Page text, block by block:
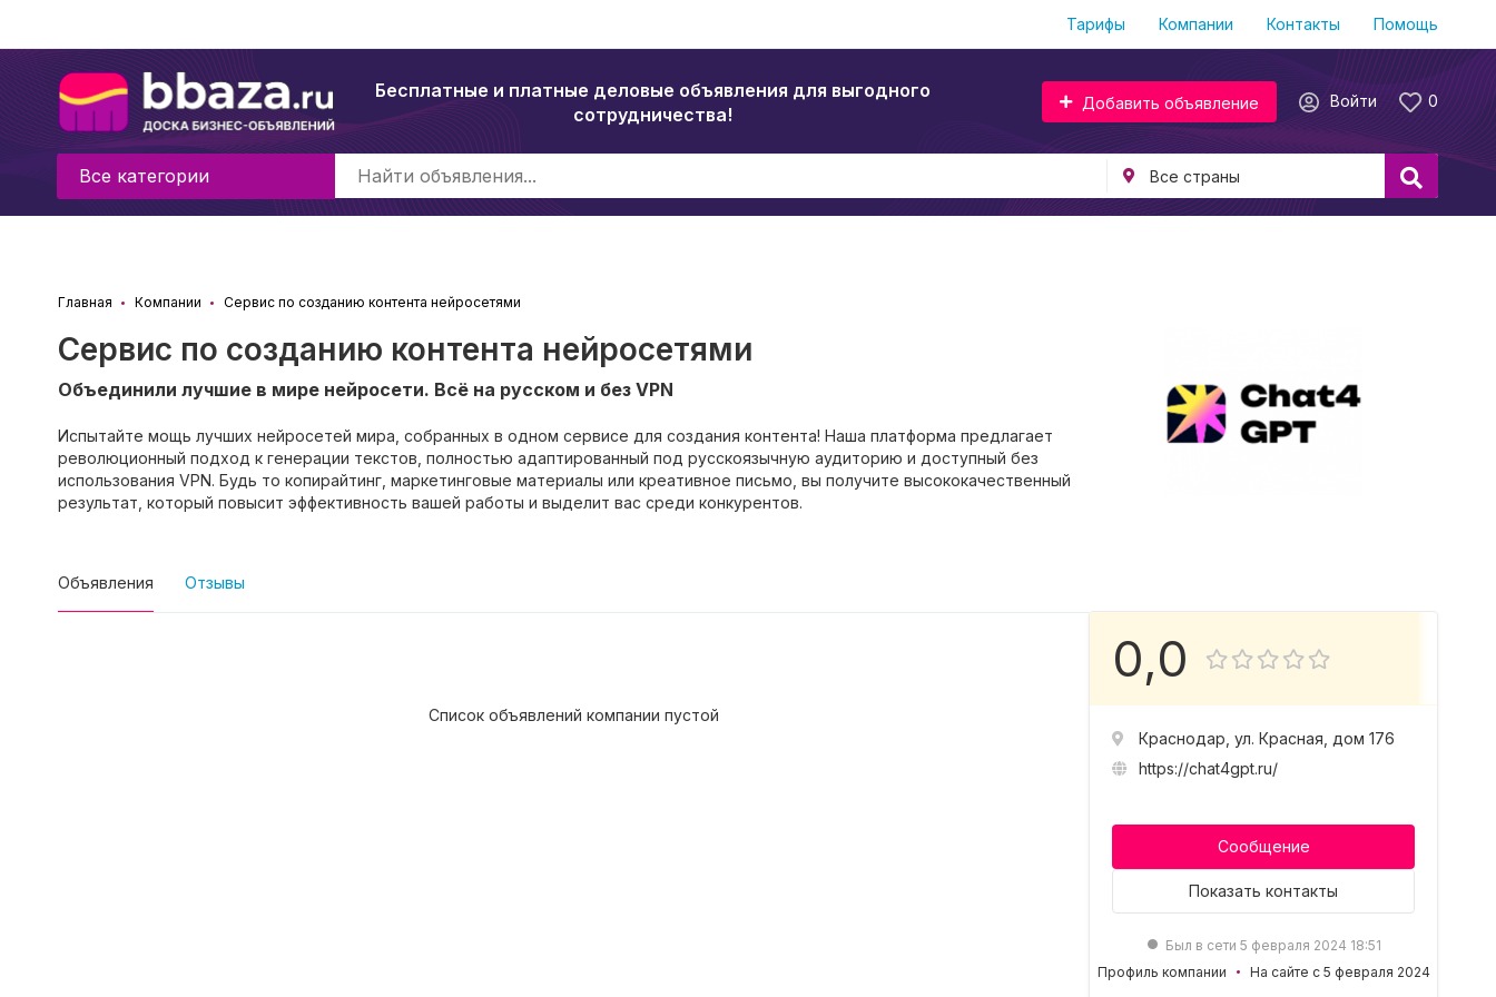
Тарифы Компании Контакты Помощь
Бесплатные и платные деловые объявления для выгодного
сотрудничества!
0
Войти
Добавить объявление
Все категории
Главная Компании Сервис по созданию контента нейросетями
Сервис по созданию контента нейросетями
Объединили лучшие в мире нейросети. Всё на русском и без VPN
Испытайте мощь лучших нейросетей мира, собранных в одном сервисе для создания контента! Наша платформа предлагает
революционный подход к генерации текстов, полностью адаптированный под русскоязычную аудиторию и доступный без
использования VPN. Будь то копирайтинг, маркетинговые материалы или креативное письмо, вы получите высококачественный
результат, который повысит эффективность вашей работы и выделит вас среди конкурентов.
Объявления Отзывы
Список объявлений компании пустой
0,0
Краснодар, ул. Красная, дом 176
https://chat4gpt.ru/
Сообщение
Показать контакты
Был в сети 5 февраля 2024 18:51
Профиль компании
На сайте с 5 февраля 2024